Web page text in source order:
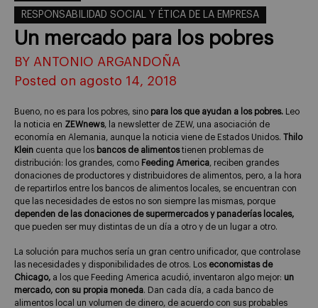
RESPONSABILIDAD SOCIAL Y ÉTICA DE LA EMPRESA
Un mercado para los pobres
BY ANTONIO ARGANDOÑA
Posted on agosto 14, 2018
Bueno, no es para los pobres, sino para los que ayudan a los pobres. Leo
la noticia en ZEWnews, la newsletter de ZEW, una asociación de
economía en Alemania, aunque la noticia viene de Estados Unidos. Thilo
Klein cuenta que los bancos de alimentostienen problemas de
distribución: los grandes, como Feeding America, reciben grandes
donaciones de productores y distribuidores de alimentos, pero, a la hora
de repartirlos entre los bancos de alimentos locales, se encuentran con
que las necesidades de estos no son siempre las mismas, porque
dependen de las donaciones de supermercados y panaderías locales,
que pueden ser muy distintas de un día a otro y de un lugar a otro.
La solución para muchos sería un gran centro unificador, que controlase
las necesidades y disponibilidades de otros. Los economistas de
Chicago, a los que Feeding America acudió, inventaron algo mejor: un
mercado, con su propia moneda. Dan cada día, a cada banco de
alimentos local un volumen de dinero, de acuerdo con sus probables